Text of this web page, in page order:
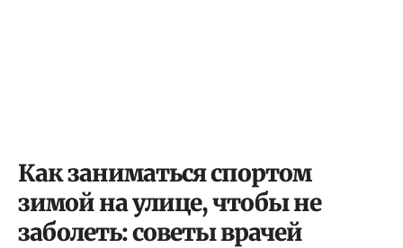
Как заниматься спортом
зимой на улице, чтобы не
заболеть: советы врачей